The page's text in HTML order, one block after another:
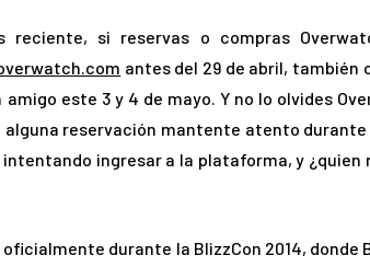
reciente, si reservas o compras
antes del 29 de abril, también
este 3 y 4 de mayo. Y no lo olvides
alguna reservación mantente atento
ingresar a la plataforma, y ¿quien
oficialmente durante la BlizzCon 2014, donde